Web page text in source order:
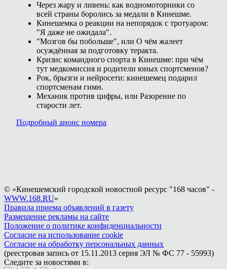
Через жару и ливень: как водномоторники со
всей страны боролись за медали в Кинешме.
Кинешемка о реакции на непорядок с тротуаром:
"Я даже не ожидала".
"Мозгов бы побольше", или О чём жалеет
осуждённая за подготовку теракта.
Кризис командного спорта в Кинешме: при чём
тут медкомиссия и родители юных спортсменов?
Рок, брызги и нейросети: кинешемец подарил
спортсменам гимн.
Механик против цифры, или Разорение по
старости лет.
Подробный анонс номера
© «Кинешемский городской новостной ресурс "168 часов" -
WWW.168.RU»
Правила приема объявлений в газету
Размещение рекламы на сайте
Положение о политике конфиденциальности
Согласие на использование cookie
Согласие на обработку персональных данных
(реестровая запись от 15.11.2013 серия ЭЛ № ФС 77 - 55993)
Следите за новостями в: